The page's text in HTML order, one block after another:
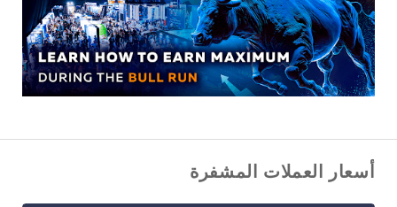
أسعار العملات المشفرة